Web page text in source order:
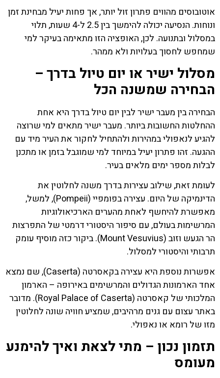
אוטובוסים מהווים פתרון זול יותר, אך פחות יעיל מבחינת זמן
ונוחות. הנסיעה יכולה להימשך בין 2.5 ל-4 שעות, תלוי
במסלול ובתנועה. לכן, האופציה הזו מתאימה בעיקר למי
שמחפש לחסוך בעלויות ולא ממהר.
מסלול ישיר או יום טיול בדרך –
הבחירה שמשנה הכל
הבחירה בין מעבר ישיר לבין יום טיול בדרך היא אחת
ההחלטות החשובות ביותר. מעבר ישיר מתאים למי שרוצה
להגיע לנאפולי במהירות ולהתחיל לחקור את העיר מיד עם
ההגעה. זהו פתרון יעיל במיוחד למי שמוגבל בזמן או מתכנן
לבלות מספר ימים מלאים בעיר.
לעומת זאת, שילוב עצירות בדרך משנה לחלוטין את
הדינמיקה של היום. עצירה בפומפיי (Pompeii), למשל,
מאפשרת להיחשף לאחת מהערים הארכיאולוגיות
המרשימות בעולם, עם סיפור היסטורי דרמטי של התפרצות
הר הגעש וזוב (Mount Vesuvius). ביקור כזה מוסיף עומק
תרבותי והיסטורי למסלול.
אפשרות נוספת היא עצירה בקאסרטה (Caserta), שם נמצא
אחד הארמונות הגדולים והמרשימים באירופה – הארמון
המלכותי של קאסרטה (Royal Palace of Caserta). מדובר
באתר עצום עם גנים מרהיבים, שמציע חוויה שונה לחלוטין
מזו של רומא או נאפולי.
תזמון נכון – מתי לצאת ואיך להימנע
מעומס